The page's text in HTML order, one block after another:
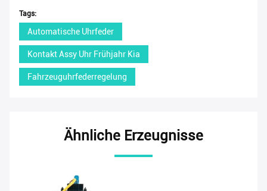
Tags:
Automatische Uhrfeder
Kontakt Assy Uhr Frühjahr Kia
Fahrzeuguhrfederregelung
Ähnliche Erzeugnisse